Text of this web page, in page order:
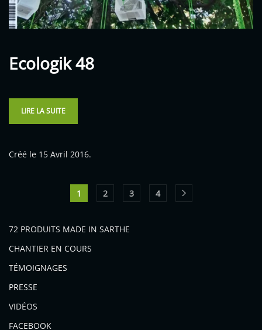
Ecologik 48
LIRE LA SUITE
Créé le 15 Avril 2016.
1 2 3 4
72 PRODUITS MADE IN SARTHE
CHANTIER EN COURS
TÉMOIGNAGES
PRESSE
VIDÉOS
FACEBOOK